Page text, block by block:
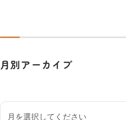
月別アーカイブ